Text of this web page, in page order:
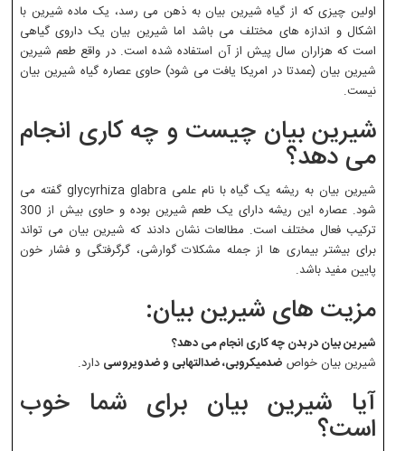
اولین چیزی که از گیاه شیرین بیان به ذهن می رسد، یک ماده شیرین با
اشکال و اندازه های مختلف می باشد اما شیرین بیان یک داروی گیاهی
است که هزاران سال پیش از آن استفاده شده است. در واقع طعم شیرین
شیرین بیان (عمدتا در امریکا یافت می شود) حاوی عصاره گیاه شیرین بیان
نیست.
شیرین بیان چیست و چه کاری انجام
می دهد؟
شیرین بیان به ریشه یک گیاه با نام علمی glycyrhiza glabra گفته می
شود. عصاره این ریشه دارای یک طعم شیرین بوده و حاوی بیش از 300
ترکیب فعال مختلف است. مطالعات نشان دادند که شیرین بیان می تواند
برای بیشتر بیماری ها از جمله مشکلات گوارشی، گرگرفتگی و فشار خون
پایین مفید باشد.
مزیت های شیرین بیان:
شیرین بیان در بدن چه کاری انجام می دهد؟
شیرین بیان خواص ضدمیکروبی، ضدالتهابی و ضدویروسی دارد.
آیا شیرین بیان برای شما خوب
است؟